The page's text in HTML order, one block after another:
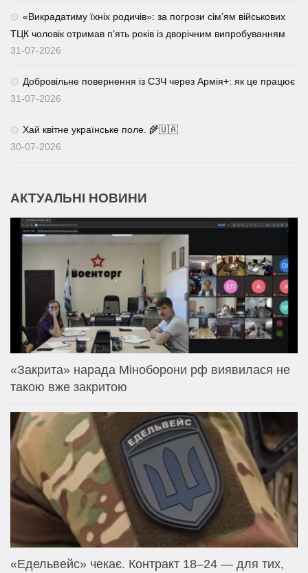
«Викрадатиму їхніх родичів»: за погрози сім’ям військових
ТЦК чоловік отримав п’ять років із дворічним випробуванням
31-07-2026
Добровільне повернення із СЗЧ через Армія+: як це працює
31-07-2026
Хай квітне українське поле. 🌾🇺🇦
30-07-2026
АКТУАЛЬНІ НОВИНИ
«Закрита» нарада Міноборони рф виявилася не
такою вже закритою
«Едельвейс» чекає. Контракт 18–24 — для тих,